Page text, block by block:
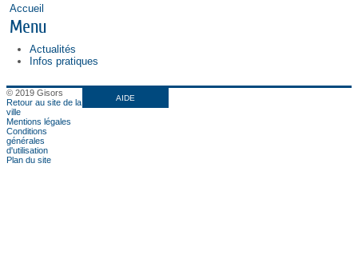
Accueil
Menu
Actualités
Infos pratiques
© 2019 Gisors
Retour au site de la
ville
Mentions légales
Conditions
générales
d'utilisation
Plan du site
AIDE